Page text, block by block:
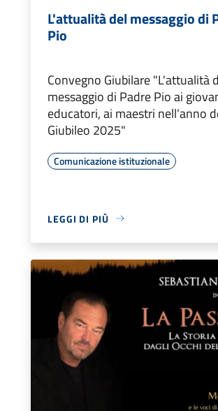
L'attualità del messaggio di
Pio
Convegno Giubilare "L'attualità
messaggio di Padre Pio ai
educatori, ai maestri nell'anno
Giubileo 2025"
Comunicazione istituzionale
LEGGI DI PIÙ